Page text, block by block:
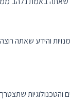
והידע שאתה